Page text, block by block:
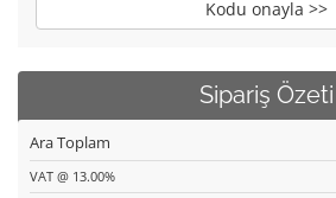
Kodu onayla >>
Sipariş Özeti
Ara Toplam
VAT @ 13.00%